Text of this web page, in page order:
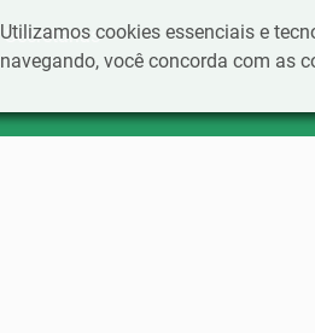
Secretarias
Utilizamos cookies essenciais e
navegando, você concorda com as